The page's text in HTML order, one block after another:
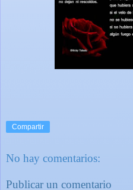
Compartir
No hay comentarios:
Publicar un comentario